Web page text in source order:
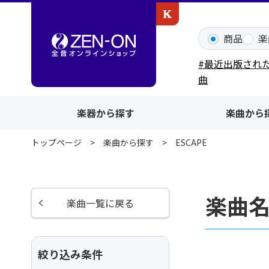
商品
#最近出版され
曲
楽器から探す 楽曲から
トップページ 楽曲から探す ESCAPE
楽曲
楽曲一覧に戻る
絞り込み条件